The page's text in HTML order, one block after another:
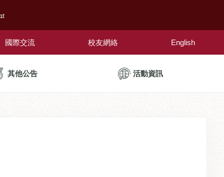
國際交流 校友網絡 English
其他公告 活動資訊